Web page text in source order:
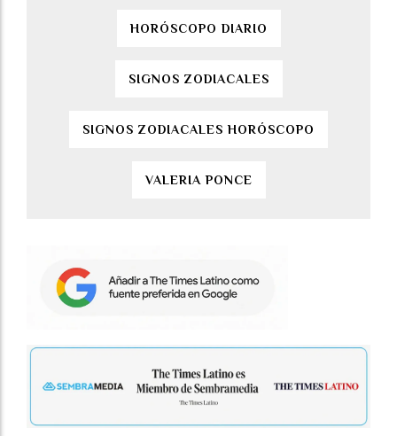
HORÓSCOPO DIARIO
SIGNOS ZODIACALES
SIGNOS ZODIACALES HORÓSCOPO
VALERIA PONCE